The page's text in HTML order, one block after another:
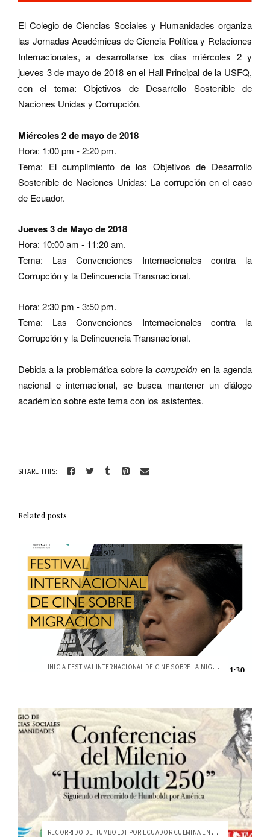
El Colegio de Ciencias Sociales y Humanidades organiza
las Jornadas Académicas de Ciencia Política y Relaciones
Internacionales, a desarrollarse los días miércoles 2 y
jueves 3 de mayo de 2018 en el Hall Principal de la USFQ,
con el tema: Objetivos de Desarrollo Sostenible de
Naciones Unidas y Corrupción.
Miércoles 2 de mayo de 2018
Hora: 1:00 pm - 2:20 pm.
Tema: El cumplimiento de los Objetivos de Desarrollo
Sostenible de Naciones Unidas: La corrupción en el caso
de Ecuador.
Jueves 3 de Mayo de 2018
Hora: 10:00 am - 11:20 am.
Tema: Las Convenciones Internacionales contra la
Corrupción y la Delincuencia Transnacional.
Hora: 2:30 pm - 3:50 pm.
Tema: Las Convenciones Internacionales contra la
Corrupción y la Delincuencia Transnacional.
Debida a la problemática sobre lacorrupción en la agenda
nacional e internacional, se busca mantener un diálogo
académico sobre este tema con los asistentes.
SHARE THIS:
Related posts
INICIA FESTIVAL INTERNACIONAL DE CINE SOBRE LA MIGRACIÓN
RECORRIDO DE HUMBOLDT POR ECUADOR CULMINA EN GUAYAQUIL